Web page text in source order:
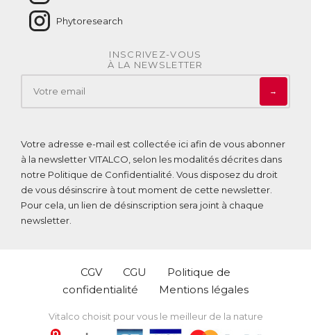
Phytoresearch
INSCRIVEZ-VOUS
À LA NEWSLETTER
→
Votre adresse e-mail est collectée ici afin de vous abonner
à la newsletter VITALCO, selon les modalités décrites dans
notre Politique de Confidentialité . Vous disposez du droit
de vous désinscrire à tout moment de cette newsletter.
Pour cela, un lien de désinscription sera joint à chaque
newsletter.
CGV CGU
Politique de
confidentialité
Mentions légales
Vitalco choisit pour vous le meilleur de la nature